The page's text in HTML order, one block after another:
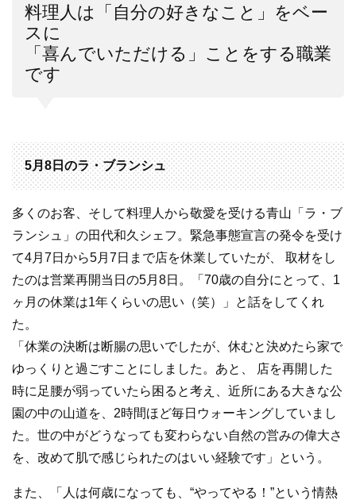
b
o
o
k
料理人は「自分の好きなこと」をベー
スに
「喜んでいただける」ことをする職業
です
5月8日のラ・ブランシュ
多くのお客、そして料理人から敬愛を受ける青山「ラ・ブ
ランシュ」の田代和久シェフ。緊急事態宣言の発令を受け
て4月7日から5月7日まで店を休業していたが、 取材をし
たのは営業再開当日の5月8日。「70歳の自分にとって、1
ヶ月の休業は1年くらいの思い（笑）」と話をしてくれ
た。
「休業の決断は断腸の思いでしたが、休むと決めたら家で
ゆっくりと過ごすことにしました。あと、 店を再開した
時に足腰が弱っていたら困ると考え、近所にある大きな公
園の中の山道を、2時間ほど毎日ウォーキングしていまし
た。世の中がどうなっても変わらない自然の営みの偉大さ
を、改めて肌で感じられたのはいい経験です」という。
また、「人は何歳になっても、“やってやる！”という情熱